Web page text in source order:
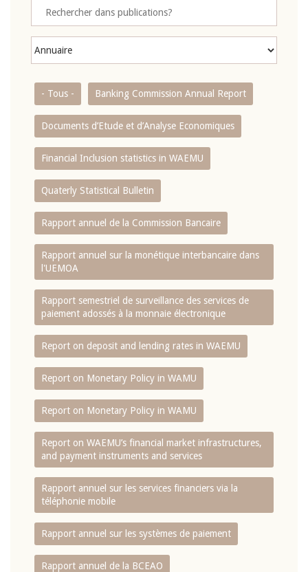
- Tous - Banking Commission Annual Report
Documents d’Etude et d’Analyse Economiques
Financial Inclusion statistics in WAEMU
Quaterly Statistical Bulletin
Rapport annuel de la Commission Bancaire
Rapport annuel sur la monétique interbancaire dans
l'UEMOA
Rapport semestriel de surveillance des services de
paiement adossés à la monnaie électronique
Report on deposit and lending rates in WAEMU
Report on Monetary Policy in WAMU
Report on Monetary Policy in WAMU
Report on WAEMU’s financial market infrastructures,
and payment instruments and services
Rapport annuel sur les services financiers via la
téléphonie mobile
Rapport annuel sur les systèmes de paiement
Rapport annuel de la BCEAO